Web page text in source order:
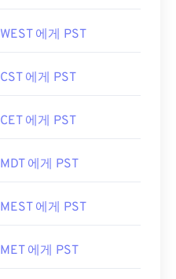
WEST 에게 PST
CST 에게 PST
CET 에게 PST
MDT 에게 PST
MEST 에게 PST
MET 에게 PST